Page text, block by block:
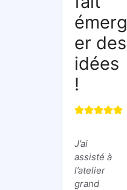
émerg
er des
idées
!
J’ai
assisté à
l’atelier
grand